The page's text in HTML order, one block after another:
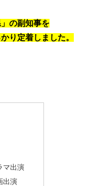
の副知事を
り定着しました。
マ出演
出演